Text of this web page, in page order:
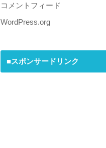
コメントフィード
WordPress.org
■スポンサードリンク